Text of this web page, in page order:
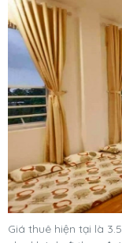
Giá thuê hiện tại là